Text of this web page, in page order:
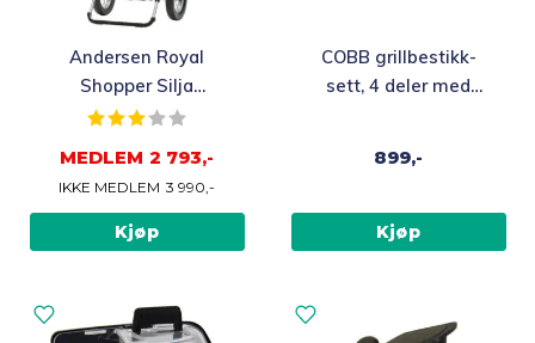
Andersen Royal
Shopper Silja
Trillebag 53L, grønn
Karakter:
MEDLEM 2 793,-
IKKE MEDLEM 3 990,-
Kjøp
COBB grillbestikk-
sett, 4 deler med
899,-
Kjøp